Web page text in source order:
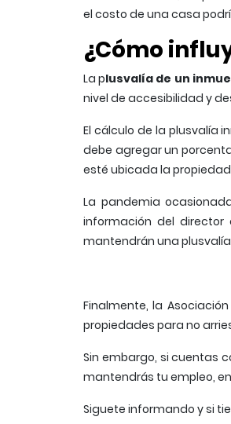
el costo de una casa
¿Cómo
La plusvalía de un
nivel de accesibilidad y
El cálculo de la plusvalía
debe agregar un
esté ubicada la
La pandemia
información del director
mantendrán una plusvalía
Finalmente, la
propiedades para no
Sin embargo, si cuentas
mantendrás tu empleo,
Siguete informando y si